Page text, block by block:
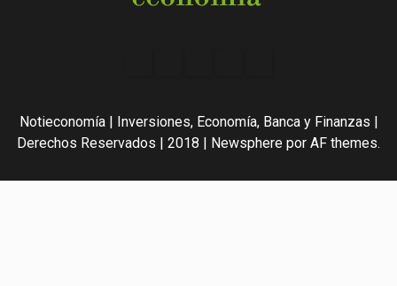
Noti-
economía
Notieconomía | Inversiones, Economía, Banca y Finanzas |
Derechos Reservados | 2018 | Newsphere por AF themes.